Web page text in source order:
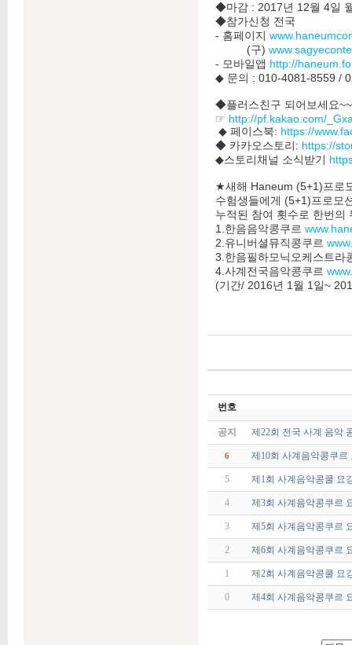
◆마감 : 2017년 12월 4일
◆참가신청 전국
- 홈페이지
(구)
- 모바일앱 http://
◆ 문의 : 010-4081-8559 /
◆플러스친구 되어보세요
☞ http://pf.kakao.com/
◆ 페이스북: https://
◆ 카카오스토리: https://
◆스토리채널 소식받기
★새해 Haneum (5+1)프로
수험생들에게 (5+1)프로모
누적된 참여 횟수로 한번
1.한음음악콩쿠르
2.유니버셜뮤직콩쿠르
3.한음필하모닉오케스트라
4.사계전국음악콩쿠르
(기간/ 2016년 1월 1일~
번호
공지 제22회 전국 사계 음악
6 제10회 사계음악콩쿠르
5 제1회 사계음악콩쿨 요
4 제3회 사계음악콩쿠르
3 제5회 사계음악콩쿠르
2 제6회 사계음악콩쿠르
1 제2회 사계음악콩쿨 요
0 제4회 사계음악콩쿠르